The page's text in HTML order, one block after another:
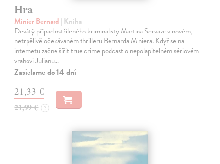
Hra
Minier Bernard | Kniha
Devátý případ ostříleného kriminalisty Martina Servaze v novém,
netrpělivě očekávaném thrilleru Bernarda Miniera. Když se na
internetu začne šířit true crime podcast o nepolapitelném sériovém
vrahovi Julianu…
Zasielame do 14 dní
21,33 €
21,99 € ?